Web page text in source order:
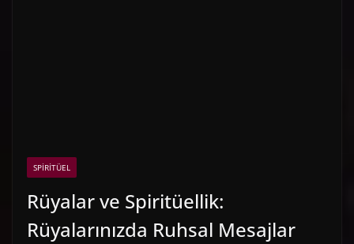
SPIRITÜEL
Rüyalar ve Spiritüellik:
Rüyalarınızda Ruhsal Mesajlar